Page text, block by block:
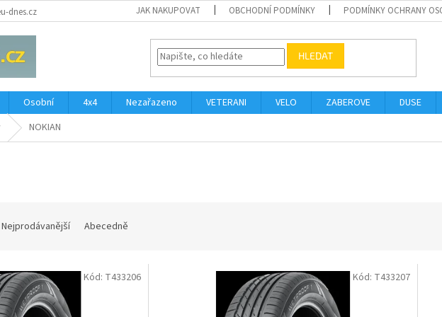
dnes.cz JAK NAKUPOVAT OBCHODNÍ PODMÍNKY PODMÍNKY OCHRANY
HLEDAT
Osobní 4x4 Nezařazeno VETERANI VELO ZABEROVE DUSE
NOKIAN
Nejprodávanější Abecedně
Kód: T433206 Kód: T433207